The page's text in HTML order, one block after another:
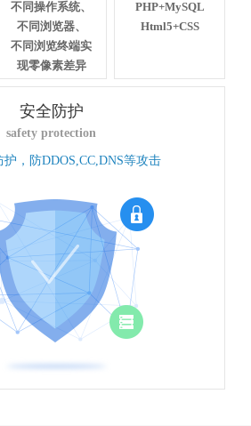
不同操作系统、
不同浏览器、
不同浏览终端实
现零像素差异
PHP+MySQL
Html5+CSS
安全防护
safety protection
，防DDOS,CC,DNS等攻击